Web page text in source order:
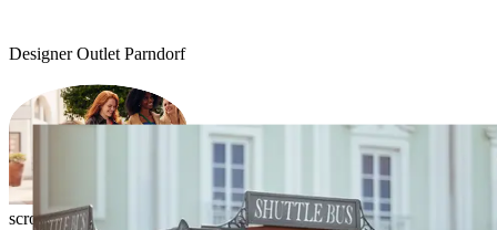
Designer Outlet Parndorf
scroll to explore